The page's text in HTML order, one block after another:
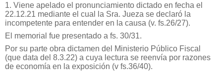
1. Viene apelado el pronunciamiento dictado en fecha el
22.12.21 mediante el cual la Sra. Jueza se declaró la
incompetente para entender en la causa (v. fs.26/27).
El memorial fue presentado a fs. 30/31.
Por su parte obra dictamen del Ministerio Público Fiscal
(que data del 8.3.22) a cuya lectura se reenvía por razones
de economía en la exposición (v fs.36/40).